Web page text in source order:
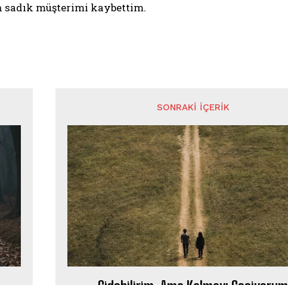
sadık müşterimi kaybettim.
SONRAKI İÇERIK